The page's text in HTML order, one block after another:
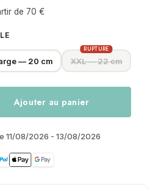
de 70 €
— 20 cm XXL — 22 cm
RUPTURE
Ajouter au panier
11/08/2026 - 13/08/2026